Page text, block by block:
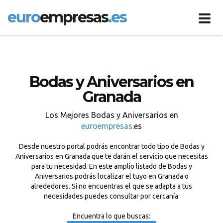
euroempresas.es
Bodas y Aniversarios en
Granada
Los Mejores Bodas y Aniversarios en
euroempresas.es
Desde nuestro portal podrás encontrar todo tipo de Bodas y
Aniversarios en Granada que te darán el servicio que necesitas
para tu necesidad. En este amplio listado de Bodas y
Aniversarios podrás localizar el tuyo en Granada o
alrededores. Si no encuentras el que se adapta a tus
necesidades puedes consultar por cercanía.
Encuentra lo que buscas: